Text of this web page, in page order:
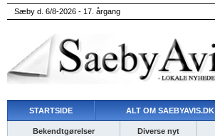
Sæby d. 6/8-2026 - 17. årgang
STARTSIDE ALT OM SAEBYAVIS.DK
Bekendtgørelser Diverse nyt